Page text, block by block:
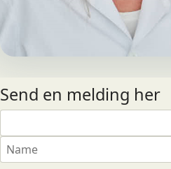
Send en melding her